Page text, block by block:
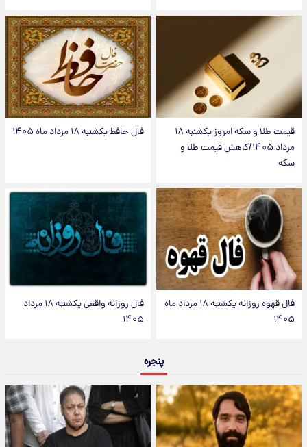
قیمت طلا و سکه امروز یکشنبه ۱۸
مرداد ۱۴۰۵/کاهش قیمت طلا و
سکه
فال حافظ یکشنبه ۱۸ مرداد ماه ۱۴۰۵
فال قهوه روزانه یکشنبه ۱۸ مرداد ماه
۱۴۰۵
فال روزانه واقعی یکشنبه ۱۸ مرداد
۱۴۰۵
پنجره